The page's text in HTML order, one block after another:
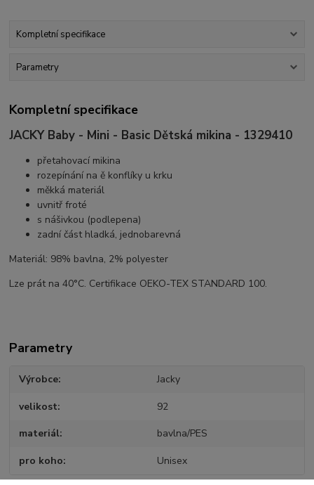
Kompletní specifikace
Parametry
Kompletní specifikace
JACKY Baby - Mini - Basic Dětská mikina - 1329410
přetahovací mikina
rozepínání na ě konflíky u krku
měkká materiál
uvnitř froté
s nášivkou (podlepena)
zadní část hladká, jednobarevná
Materiál: 98% bavlna, 2% polyester
Lze prát na 40°C. Certifikace OEKO-TEX STANDARD 100.
Parametry
Výrobce Jacky
velikost 92
materiál bavlna/PES
pro koho Unisex